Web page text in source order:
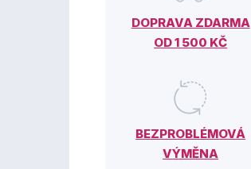
DOPRAVA ZDARMA
OD 1 500 KČ
BEZPROBLÉMOVÁ
VÝMĚNA